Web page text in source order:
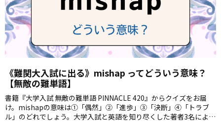
《難関大入試に出る》mishap ってどういう意味？
【無敵の難単語】
書籍『大学入試 無敵の難単語 PINNACLE 420』からクイズをお届
け。mishapの意味は①「偶然」②「進歩」③「決断」④「トラブ
ル」のどれでしょう。大学入試と英語を知り尽くした著者3名によ